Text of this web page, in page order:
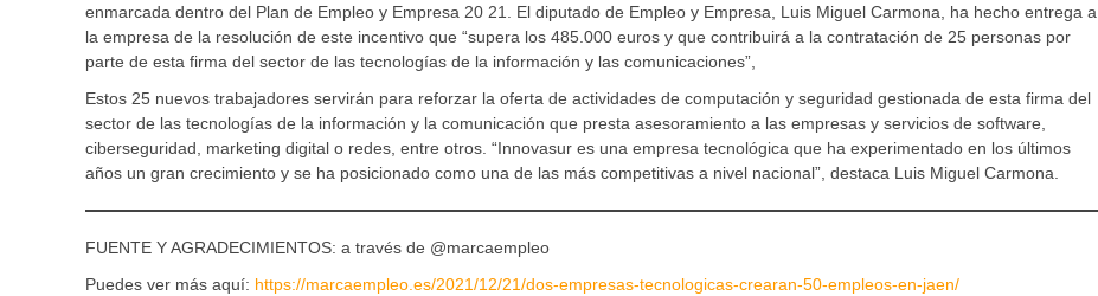
enmarcada dentro del Plan de Empleo y Empresa 20 21. El diputado de Empleo y Empresa, Luis Miguel Carmona, ha hecho entrega a
la empresa de la resolución de este incentivo que “supera los 485.000 euros y que contribuirá a la contratación de 25 personas por
parte de esta firma del sector de las tecnologías de la información y las comunicaciones”,
Estos 25 nuevos trabajadores servirán para reforzar la oferta de actividades de computación y seguridad gestionada de esta firma del
sector de las tecnologías de la información y la comunicación que presta asesoramiento a las empresas y servicios de software,
ciberseguridad, marketing digital o redes, entre otros. “Innovasur es una empresa tecnológica que ha experimentado en los últimos
años un gran crecimiento y se ha posicionado como una de las más competitivas a nivel nacional”, destaca Luis Miguel Carmona.
FUENTE Y AGRADECIMIENTOS: a través de @marcaempleo
Puedes ver más aquí: https://marcaempleo.es/2021/12/21/dos-empresas-tecnologicas-crearan-50-empleos-en-jaen/